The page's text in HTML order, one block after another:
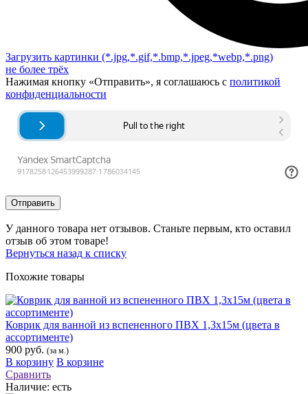
Загрузить картинки (*.jpg,*.gif,*.bmp,*.jpeg,*webp,*.png)
не более трёх
Нажимая кнопку «Отправить», я соглашаюсь с политикой
конфиденциальности
Отправить
У данного товара нет отзывов. Станьте первым, кто оставил
отзыв об этом товаре!
Вернуться назад к списку
Похожие товары
Коврик для ванной из вспененного ПВХ 1,3х15м (цвета в
ассортименте)
900 руб. (за м.)
В корзину В корзине
Сравнить
Наличие: есть